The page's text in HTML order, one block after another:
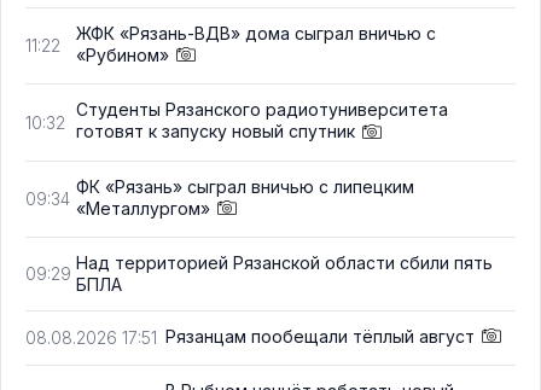
11:22
ЖФК «Рязань-ВДВ» дома сыграл вничью с
«Рубином»
10:32
Студенты Рязанского радиотуниверситета
готовят к запуску новый спутник
09:34
ФК «Рязань» сыграл вничью с липецким
«Металлургом»
09:29
Над территорией Рязанской области сбили пять
БПЛА
08.08.2026 17:51 Рязанцам пообещали тёплый август